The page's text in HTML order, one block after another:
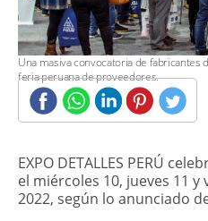
Una masiva convocatoria de fabricantes
feria peruana de proveedores.
EXPO DETALLES PERÚ
el miércoles 10, jueves 11
2022, según lo anunciado